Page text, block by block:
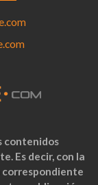
contenidos
Es decir, con la
correspondiente